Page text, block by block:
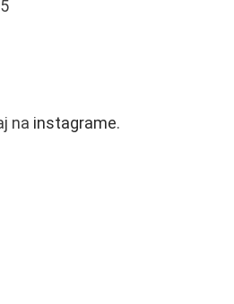
na instagrame.